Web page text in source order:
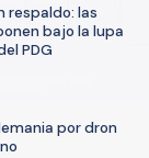
respaldo: las
bajo la lupa
PDG
por dron